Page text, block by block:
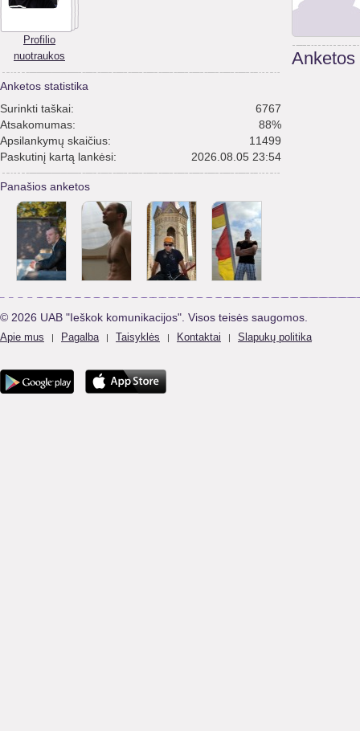
Profilio
nuotraukos
Anketos statistika
Surinkti taškai:
6767
Atsakomumas:
88%
Apsilankymų skaičius:
11499
Paskutinį kartą lankėsi:
2026.08.05 23:54
Panašios anketos
Anketos
© 2026 UAB "Ieškok komunikacijos". Visos teisės saugomos.
Apie mus | Pagalba | Taisyklės | Kontaktai | Slapukų politika